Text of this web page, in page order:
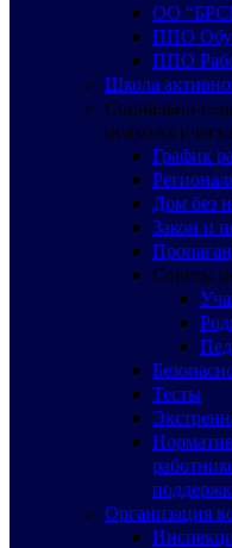
ОО
ППО
ППО
Школа
Социально-
График
Дом без
Закон и
Советы
Тесты
Организация